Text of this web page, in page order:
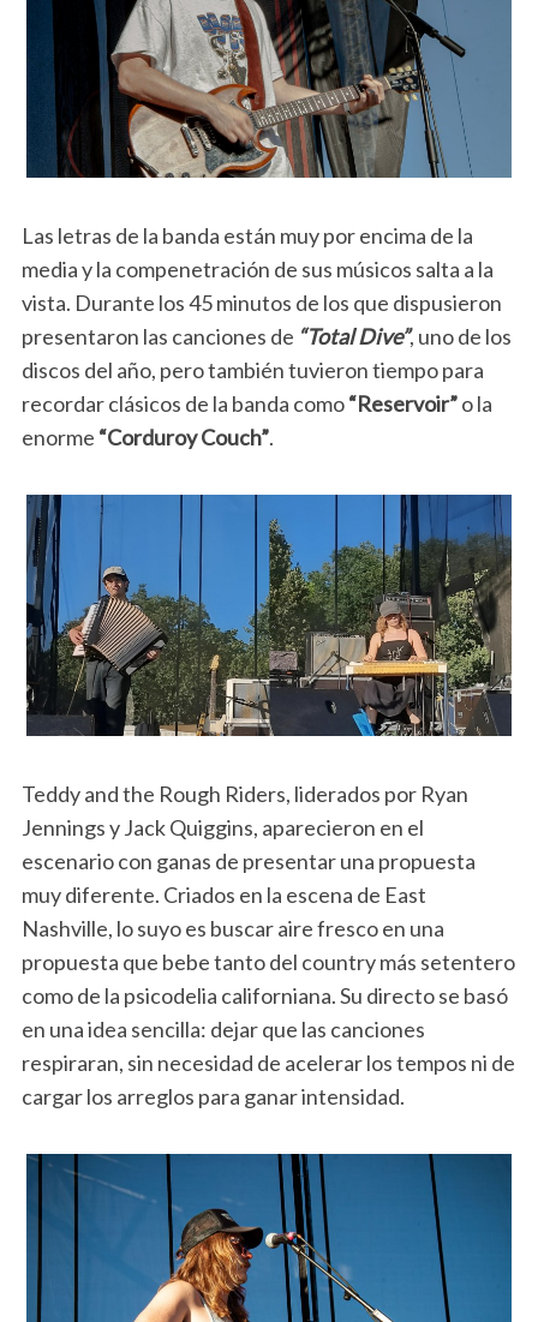
Las letras de la banda están muy por encima de la
media y la compenetración de sus músicos salta a la
vista. Durante los 45 minutos de los que dispusieron
presentaron las canciones de “Total Dive”, uno de los
discos del año, pero también tuvieron tiempo para
recordar clásicos de la banda como“Reservoir”o la
enorme “Corduroy Couch”.
Teddy and the Rough Riders, liderados por Ryan
Jennings y Jack Quiggins, aparecieron en el
escenario con ganas de presentar una propuesta
muy diferente. Criados en la escena de East
Nashville, lo suyo es buscar aire fresco en una
propuesta que bebe tanto del country más setentero
como de la psicodelia californiana. Su directo se basó
en una idea sencilla: dejar que las canciones
respiraran, sin necesidad de acelerar los tempos ni de
cargar los arreglos para ganar intensidad.